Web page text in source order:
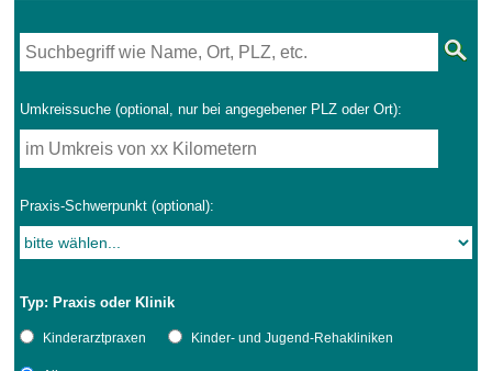
Umkreissuche (optional, nur bei angegebener PLZ oder Ort):
Praxis-Schwerpunkt (optional):
Typ: Praxis oder Klinik
Kinderarztpraxen Kinder- und Jugend-Rehakliniken